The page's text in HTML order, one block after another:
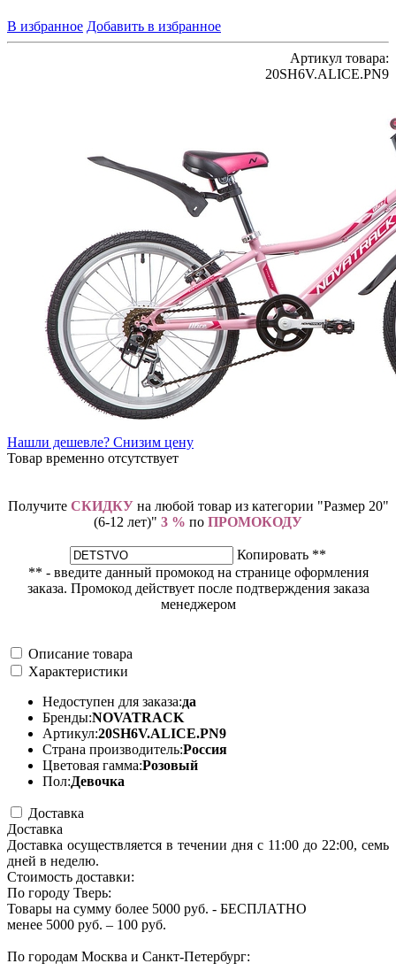
В избранное Добавить в избранное
Артикул товара:
20SH6V.ALICE.PN9
Нашли дешевле? Снизим цену
Товар временно отсутствует
Получите СКИДКУна любой товар из категории "Размер 20"
(6-12 лет)" 3 % по ПРОМОКОДУ
Копировать **
** - введите данный промокод на странице оформления
заказа. Промокод действует после подтверждения заказа
менеджером
Описание товара
Характеристики
Недоступен для заказа:да
Бренды:NOVATRACK
Артикул:20SH6V.ALICE.PN9
Страна производитель:Россия
Цветовая гамма:Розовый
Пол:Девочка
Доставка
Доставка
Доставка осуществляется в течении дня с 11:00 до 22:00, семь
дней в неделю.
Стоимость доставки:
По городу Тверь:
Товары на сумму более 5000 руб. - БЕСПЛАТНО
менее 5000 руб. – 100 руб.
По городам Москва и Санкт-Петербург: